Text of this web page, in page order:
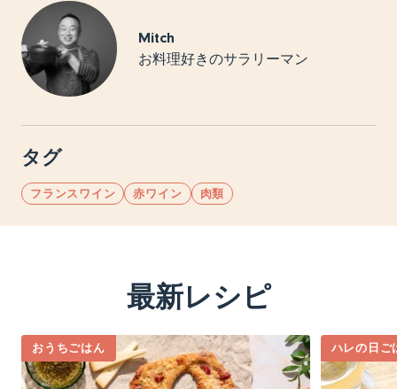
Mitch
お料理好きのサラリーマン
タグ
フランスワイン 赤ワイン 肉類
最新レシピ
おうちごはん ハレの日ご